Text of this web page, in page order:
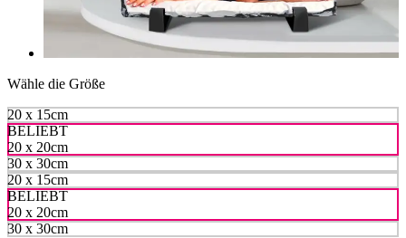
Wähle die Größe
20 x 15cm
BELIEBT
20 x 20cm
30 x 30cm
20 x 15cm
BELIEBT
20 x 20cm
30 x 30cm